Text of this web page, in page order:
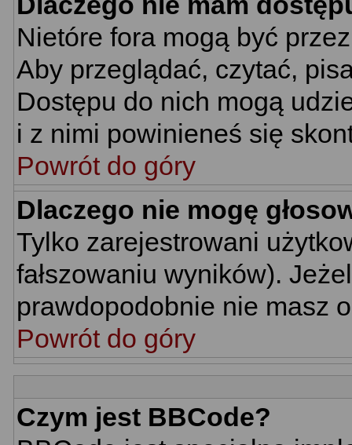
Nietóre fora mogą być
Aby przeglądać, czytać,
Dostępu do nich mogą
i z nimi powinieneś się
Powrót do góry
Dlaczego nie mogę
Tylko zarejestrowani
fałszowaniu wyników).
prawdopodobnie nie masz
Powrót do góry
Czym jest BBCode?